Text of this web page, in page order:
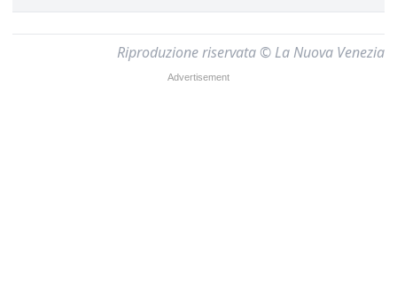
Riproduzione riservata © La Nuova Venezia